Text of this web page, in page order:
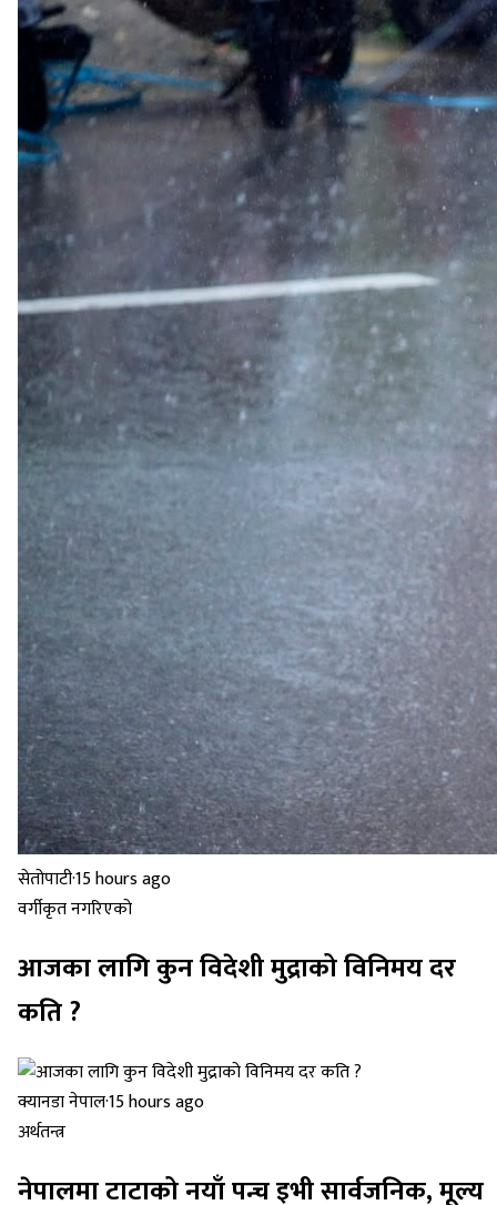
सेतोपाटी·15 hours ago
वर्गीकृत नगरिएको
आजका लागि कुन विदेशी मुद्राको विनिमय दर
कति ?
क्यानडा नेपाल·15 hours ago
अर्थतन्त्र
नेपालमा टाटाको नयाँ पन्च इभी सार्वजनिक, मूल्य